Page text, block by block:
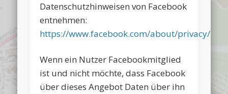
Datenschutzhinweisen von Facebook
entnehmen:
https://www.facebook.com/about/privacy/
Wenn ein Nutzer Facebookmitglied
ist und nicht möchte, dass Facebook
über dieses Angebot Daten über ihn